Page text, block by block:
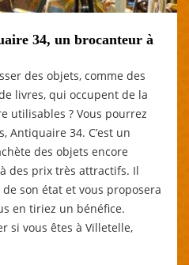
34, un brocanteur à
des objets, comme des
livres, qui occupent de la
utilisables ? Vous pourrez
Antiquaire 34. C’est un
des objets encore
des prix très attractifs. Il
son état et vous proposera
en tiriez un bénéfice.
si vous êtes à Villetelle,